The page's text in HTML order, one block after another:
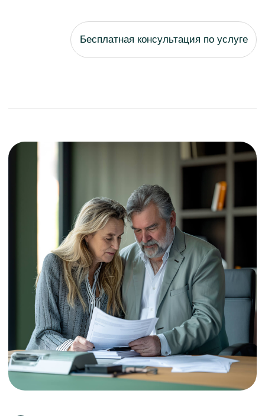
Если процедура банкротства
не подходит, но невозможно выполнить
обязательства по кредитам в полном
объеме, необходимо начинать
действовать уже сейчас, чтобы
избежать роста штрафов и пеней из-за
просрочек по кредитам или займам.
Услуга направлена на защиту
интересов должника в процессе
банкротства. Эта услуга предполагает
комплексное юридическое
сопровождение, направленное
на минимизацию финансовых потерь
и сохранение имущества должника
в условиях банкротства.
Бесплатная консультация по услуге